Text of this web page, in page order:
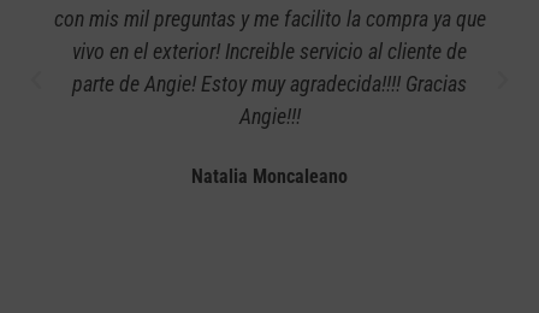
con mis mil preguntas y me facilito la compra ya que
vivo en el exterior! Increible servicio al cliente de
parte de Angie! Estoy muy agradecida!!!! Gracias
Angie!!!
Natalia Moncaleano